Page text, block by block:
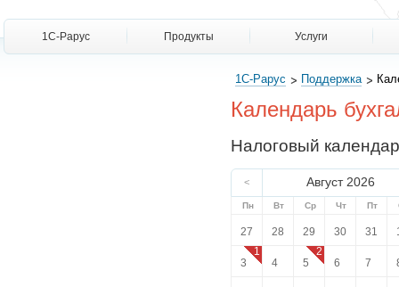
1С-Рарус Продукты Услуги
1С-Рарус Поддержка
Календарь
Налоговый
< Август 2026
Пн Вт Ср Чт Пт
27 28 29 30 31
3
1
4
5
2
6
7